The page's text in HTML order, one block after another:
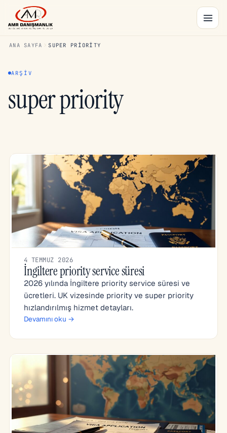
ANA SAYFA SUPER PRIORITY
ARŞIV
super priority
4 TEMMUZ 2026
İngiltere priority service süresi
2026 yılında İngiltere priority service süresi ve
ücretleri. UK vizesinde priority ve super priority
hızlandırılmış hizmet detayları.
Devamını oku →